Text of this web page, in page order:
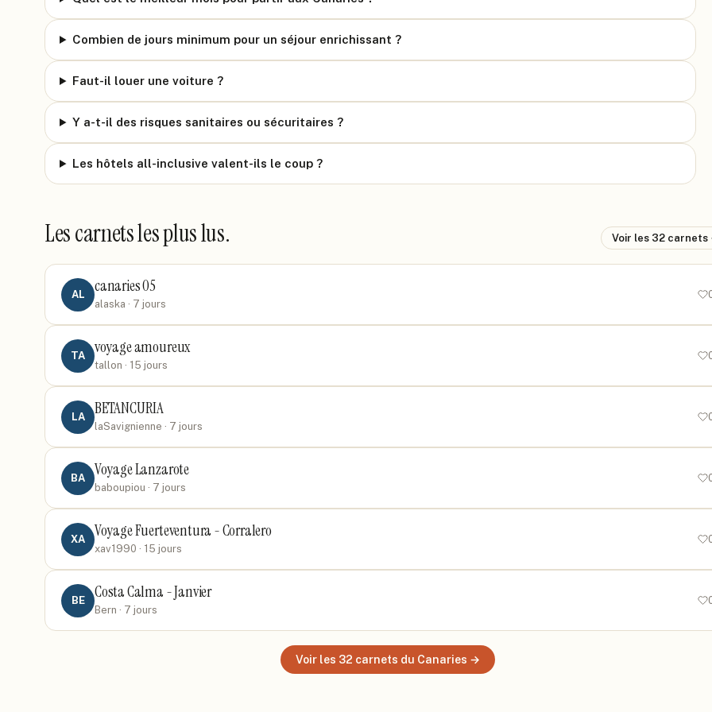
Combien de jours minimum pour un séjour enrichissant ?
Faut-il louer une voiture ?
Y a-t-il des risques sanitaires ou sécuritaires ?
Les hôtels all-inclusive valent-ils le coup ?
Les carnets les plus lus. Voir les 32 carnets
AL canaries 05
alaska · 7 jours
TA voyage amoureux
tallon · 15 jours
LA BETANCURIA
laSavignienne · 7 jours
BA Voyage Lanzarote
baboupiou · 7 jours
XA Voyage Fuerteventura - Corralero
xav1990 · 15 jours
BE Costa Calma - Janvier
Bern · 7 jours
Voir les 32 carnets du Canaries →